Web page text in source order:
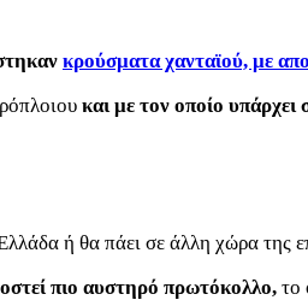
κρούσματα χανταϊού, με
και με τον οποίο
ή θα πάει σε άλλη χώρα της
πιο αυστηρό πρωτόκολλο, το